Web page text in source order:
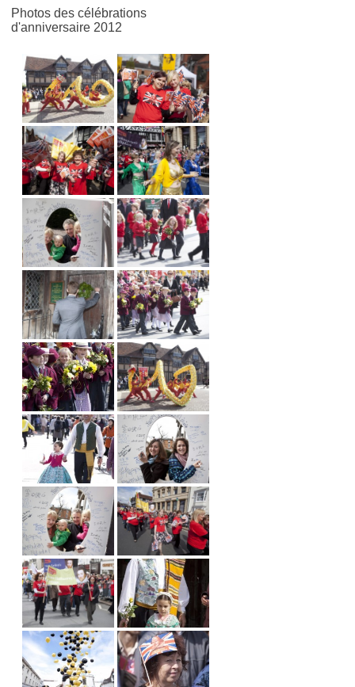
Photos des célébrations
d'anniversaire 2012